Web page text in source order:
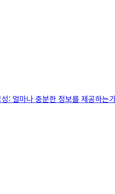
얼마나 충분한 정보를 제공하는